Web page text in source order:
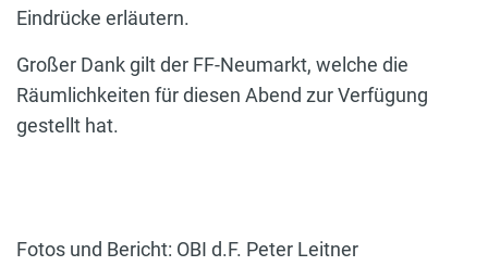
Eindrücke erläutern.
Großer Dank gilt der FF-Neumarkt, welche die
Räumlichkeiten für diesen Abend zur Verfügung
gestellt hat.
Fotos und Bericht: OBI d.F. Peter Leitner